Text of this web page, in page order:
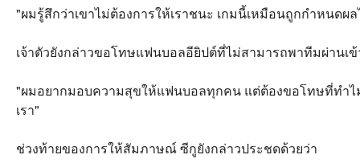
"ผมรู้สึกว่าเขาไม่ต้องการให้เราชนะ เกมนี้เหมือนถูกกำหนดผ
เจ้าตัวยังกล่าวขอโทษแฟนบอลอียิปต์ที่ไม่สามารถพาทีมผ่านเ
"ผมอยากมอบความสุขให้แฟนบอลทุกคน แต่ต้องขอโทษที่ทำไ
เรา"
ช่วงท้ายของการให้สัมภาษณ์ ซีกูยังกล่าวประชดด้วยว่า